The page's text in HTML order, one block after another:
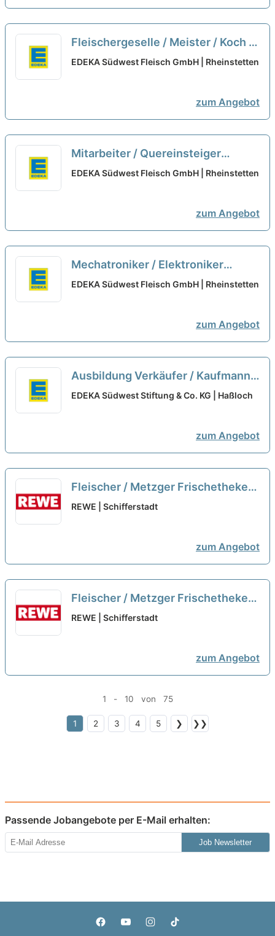
Fleischergeselle / Meister / Koch /
Metzgereifachverkäufer -
EDEKA Südwest Fleisch GmbH | Rheinstetten
zum Angebot
Mitarbeiter / Quereinsteiger
Technik für Wartung /
EDEKA Südwest Fleisch GmbH | Rheinstetten
zum Angebot
Mechatroniker / Elektroniker
(m/w/d) für den Bereich
EDEKA Südwest Fleisch GmbH | Rheinstetten
zum Angebot
Ausbildung Verkäufer / Kaufmann
im Einzelhandel (m/w/d) - 2026
EDEKA Südwest Stiftung & Co. KG | Haßloch
zum Angebot
Fleischer / Metzger Frischetheke
(m/w/d) neu
REWE | Schifferstadt
zum Angebot
Fleischer / Metzger Frischetheke
(m/w/d) neu
REWE | Schifferstadt
zum Angebot
1 - 10 von 75
1 2 3 4 5 ❯ ❯❯
Passende Jobangebote per E-Mail erhalten:
Job Newsletter